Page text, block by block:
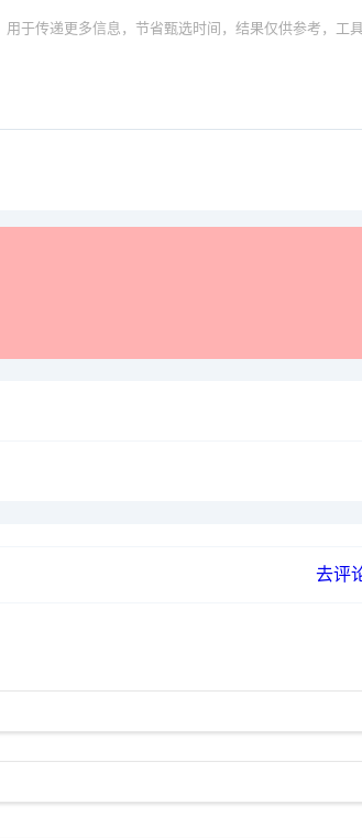
于传递更多信息，节省甄选时间，结果仅供参考，工
去评